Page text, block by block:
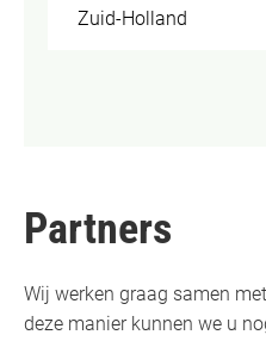
Zuid-Holland
Partners
Wij werken graag samen
deze manier kunnen we u